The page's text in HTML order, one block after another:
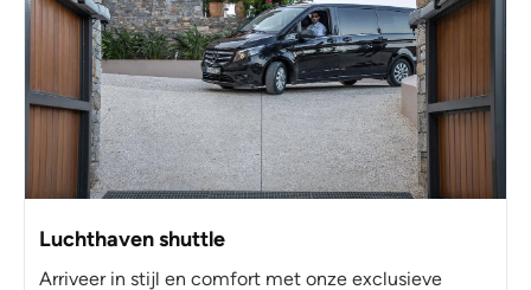
Luchthaven shuttle
Arriveer in stijl en comfort met onze exclusieve